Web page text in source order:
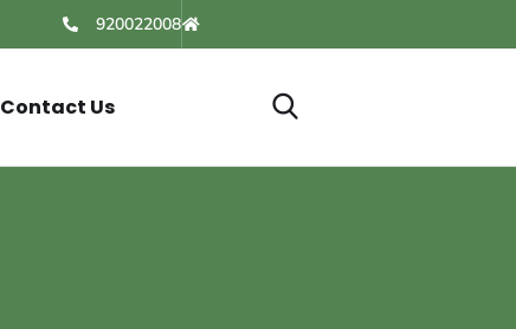
920022008
Contact Us